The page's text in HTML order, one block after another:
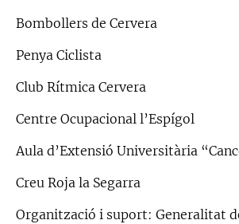
Bombollers de Cervera
Penya Ciclista
Club Rítmica Cervera
Centre Ocupacional l’Espígol
Aula d’Extensió Universitària
Creu Roja la Segarra
Organització i suport: Generalitat